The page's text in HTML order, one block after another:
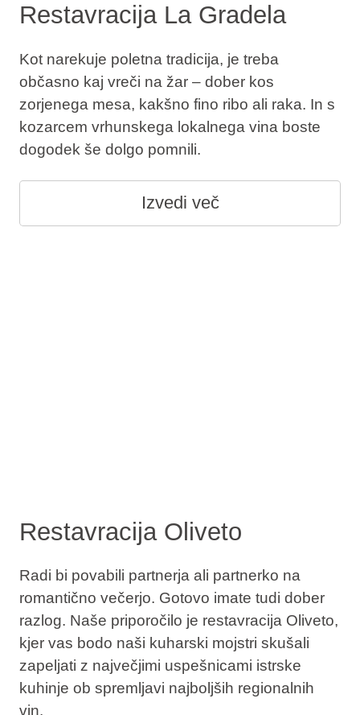
Restavracija La Gradela
Kot narekuje poletna tradicija, je treba
občasno kaj vreči na žar – dober kos
zorjenega mesa, kakšno fino ribo ali raka. In s
kozarcem vrhunskega lokalnega vina boste
dogodek še dolgo pomnili.
Izvedi več
Restavracija Oliveto
Radi bi povabili partnerja ali partnerko na
romantično večerjo. Gotovo imate tudi dober
razlog. Naše priporočilo je restavracija Oliveto,
kjer vas bodo naši kuharski mojstri skušali
zapeljati z največjimi uspešnicami istrske
kuhinje ob spremljavi najboljših regionalnih
vin.